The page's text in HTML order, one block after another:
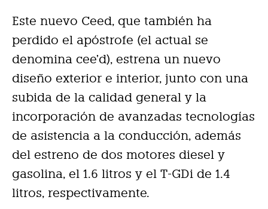
Este nuevo Ceed, que también ha
perdido el apóstrofe (el actual se
denomina cee’d), estrena un nuevo
diseño exterior e interior, junto con una
subida de la calidad general y la
incorporación de avanzadas tecnologías
de asistencia a la conducción, además
del estreno de dos motores diesel y
gasolina, el 1.6 litros y el T-GDi de 1.4
litros, respectivamente.